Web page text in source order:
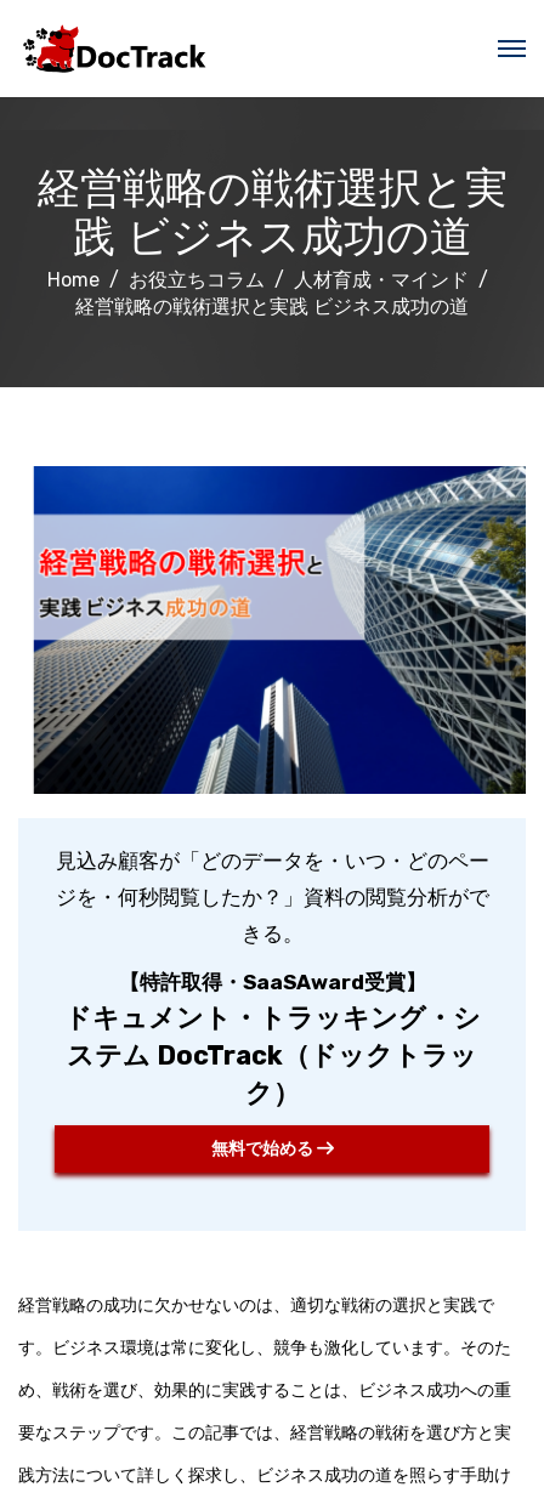
経営戦略の戦術選択と実
践 ビジネス成功の道
Home お役立ちコラム
人材育成・マインド
経営戦略の戦術選択と実践 ビジネス成功の道
見込み顧客が「どのデータを・いつ・どのペー
ジを・何秒閲覧したか？」資料の閲覧分析がで
きる。
【特許取得・SaaSAward受賞】
ドキュメント・トラッキング・シ
ステム DocTrack（ドックトラッ
ク）
無料で始める
経営戦略の成功に欠かせないのは、適切な戦術の選択と実践で
す。ビジネス環境は常に変化し、競争も激化しています。そのた
め、戦術を選び、効果的に実践することは、ビジネス成功への重
要なステップです。この記事では、経営戦略の戦術を選び方と実
践方法について詳しく探求し、ビジネス成功の道を照らす手助け